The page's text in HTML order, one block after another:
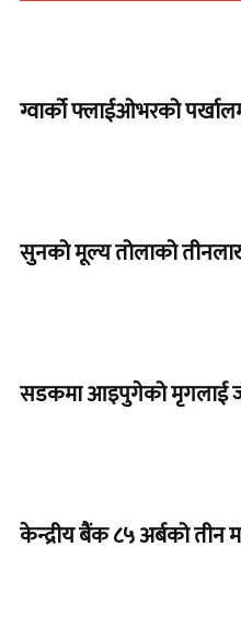
ग्वार्को फ्लाईओभरको
सुनको मूल्य तोलाको
सडकमा आइपुगेको मृगलाई
केन्द्रीय बैंक ८५ अर्बको तीन